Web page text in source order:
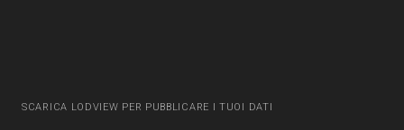
SCARICA LODVIEW PER PUBBLICARE I TUOI DATI